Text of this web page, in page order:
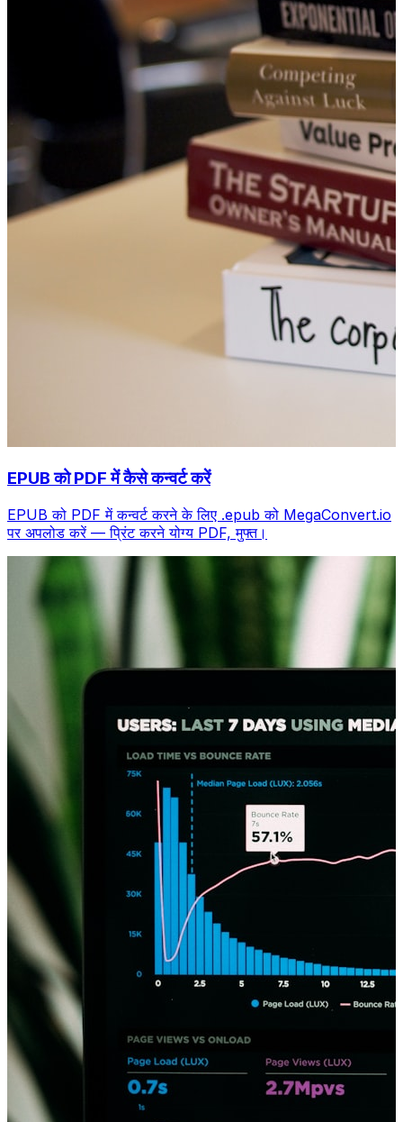
EPUB को PDF में कैसे कन्वर्ट करें
EPUB को PDF में कन्वर्ट करने के लिए .epub को MegaConvert.io
पर अपलोड करें — प्रिंट करने योग्य PDF, मुफ्त।